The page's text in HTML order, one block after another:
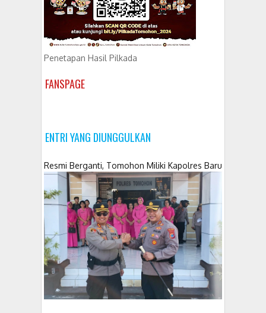
Penetapan Hasil Pilkada
FANSPAGE
ENTRI YANG DIUNGGULKAN
Resmi Berganti, Tomohon Miliki Kapolres Baru